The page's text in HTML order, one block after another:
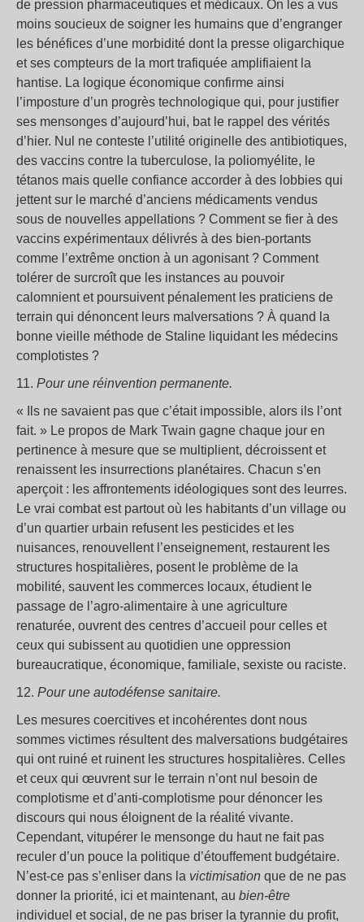
de pression pharmaceutiques et médicaux. On les a vus
moins soucieux de soigner les humains que d’engranger
les bénéfices d’une morbidité dont la presse oligarchique
et ses compteurs de la mort trafiquée amplifiaient la
hantise. La logique économique confirme ainsi
l’imposture d’un progrès technologique qui, pour justifier
ses mensonges d’aujourd’hui, bat le rappel des vérités
d’hier. Nul ne conteste l’utilité originelle des antibiotiques,
des vaccins contre la tuberculose, la poliomyélite, le
tétanos mais quelle confiance accorder à des lobbies qui
jettent sur le marché d’anciens médicaments vendus
sous de nouvelles appellations ? Comment se fier à des
vaccins expérimentaux délivrés à des bien-portants
comme l’extrême onction à un agonisant ? Comment
tolérer de surcroît que les instances au pouvoir
calomnient et poursuivent pénalement les praticiens de
terrain qui dénoncent leurs malversations ? À quand la
bonne vieille méthode de Staline liquidant les médecins
complotistes ?
11. Pour une réinvention permanente.
« Ils ne savaient pas que c’était impossible, alors ils l’ont
fait. » Le propos de Mark Twain gagne chaque jour en
pertinence à mesure que se multiplient, décroissent et
renaissent les insurrections planétaires. Chacun s’en
aperçoit : les affrontements idéologiques sont des leurres.
Le vrai combat est partout où les habitants d’un village ou
d’un quartier urbain refusent les pesticides et les
nuisances, renouvellent l’enseignement, restaurent les
structures hospitalières, posent le problème de la
mobilité, sauvent les commerces locaux, étudient le
passage de l’agro-alimentaire à une agriculture
renaturée, ouvrent des centres d’accueil pour celles et
ceux qui subissent au quotidien une oppression
bureaucratique, économique, familiale, sexiste ou raciste.
12. Pour une autodéfense sanitaire.
Les mesures coercitives et incohérentes dont nous
sommes victimes résultent des malversations budgétaires
qui ont ruiné et ruinent les structures hospitalières. Celles
et ceux qui œuvrent sur le terrain n’ont nul besoin de
complotisme et d’anti-complotisme pour dénoncer les
discours qui nous éloignent de la réalité vivante.
Cependant, vitupérer le mensonge du haut ne fait pas
reculer d’un pouce la politique d’étouffement budgétaire.
N’est-ce pas s’enliser dans la victimisation que de ne pas
donner la priorité, ici et maintenant, au bien-être
individuel et social, de ne pas briser la tyrannie du profit,